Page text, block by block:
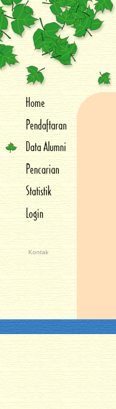
Kontak